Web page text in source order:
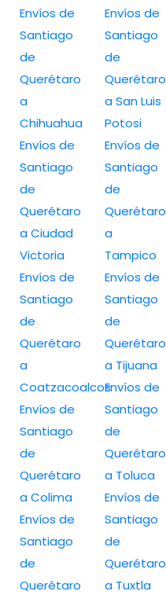
Envíos de
Santiago
de
Querétaro
a
Chihuahua
Envíos de
Santiago
de
Querétaro
a Ciudad
Victoria
Envíos de
Santiago
de
Querétaro
a
Coatzacoalcos
Envíos de
Santiago
de
Querétaro
a Colima
Envíos de
Santiago
de
Querétaro
Envíos de
Santiago
de
Querétaro
a San Luis
Potosi
Envíos de
Santiago
de
Querétaro
a
Tampico
Envíos de
Santiago
de
Querétaro
a Tijuana
Envíos de
Santiago
de
Querétaro
a Toluca
Envíos de
Santiago
de
Querétaro
a Tuxtla